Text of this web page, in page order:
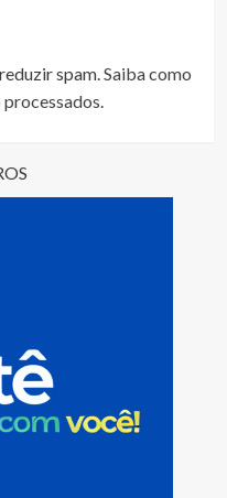
spam.Saiba como
processados.